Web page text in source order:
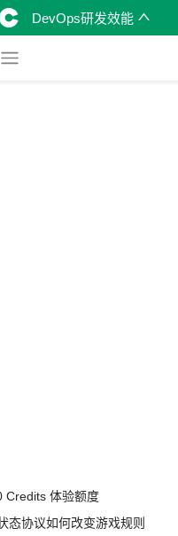
DevOps研发效能
Credits 体验额度
态协议如何改变游戏规则